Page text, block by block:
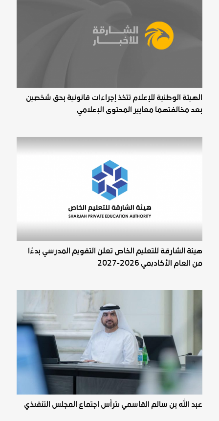
الهيئة الوطنية للإعلام تتخذ إجراءات قانونية بحق شخصين
بعد مخالفتهما معايير المحتوى الإعلامي
هيئة الشارقة للتعليم الخاص تعلن التقويم المدرسي بدءًا
من العام الأكاديمي 2026-2027
عبد الله بن سالم القاسمي يترأس اجتماع المجلس التنفيذي